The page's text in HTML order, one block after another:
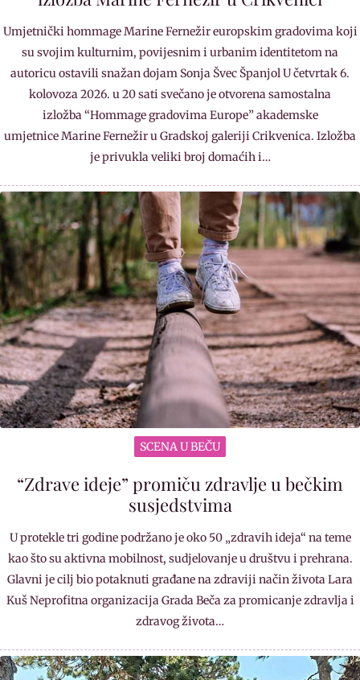
Umjetnički hommage Marine Fernežir europskim gradovima koji
su svojim kulturnim, povijesnim i urbanim identitetom na
autoricu ostavili snažan dojam Sonja Švec Španjol U četvrtak 6.
kolovoza 2026. u 20 sati svečano je otvorena samostalna
izložba “Hommage gradovima Europe” akademske
umjetnice Marine Fernežir u Gradskoj galeriji Crikvenica. Izložba
je privukla veliki broj domaćih i…
SCENA U BEČU
“Zdrave ideje” promiču zdravlje u bečkim
susjedstvima
U protekle tri godine podržano je oko 50 „zdravih ideja“ na teme
kao što su aktivna mobilnost, sudjelovanje u društvu i prehrana.
Glavni je cilj bio potaknuti građane na zdraviji način života Lara
Kuš Neprofitna organizacija Grada Beča za promicanje zdravlja i
zdravog života…